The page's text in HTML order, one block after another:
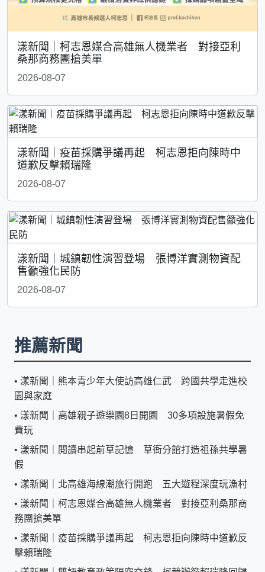
漾新聞｜柯志恩媒合高雄無人機業者 對接亞利
桑那商務團搶美單
2026-08-07
漾新聞｜疫苗採購爭議再起 柯志恩拒向陳時中
道歉反擊賴瑞隆
2026-08-07
漾新聞｜城鎮韌性演習登場 張博洋實測物資配
售籲強化民防
2026-08-07
推薦新聞
• 漾新聞｜熊本青少年大使訪高雄仁武 跨國共學走進校
園與家庭
• 漾新聞｜高雄親子遊樂園8日開園 30多項設施暑假免
費玩
• 漾新聞｜閱讀串起前草記憶 草衙分館打造祖孫共學暑
假
• 漾新聞｜北高雄海線潮旅行開跑 五大遊程深度玩漁村
• 漾新聞｜柯志恩媒合高雄無人機業者 對接亞利桑那商
務團搶美單
• 漾新聞｜疫苗採購爭議再起 柯志恩拒向陳時中道歉反
擊賴瑞隆